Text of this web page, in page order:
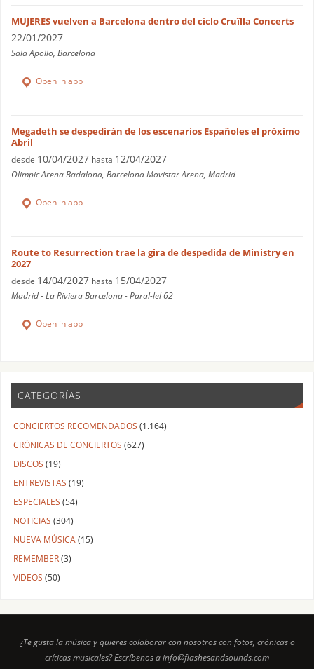
MUJERES vuelven a Barcelona dentro del ciclo Cruïlla Concerts
22/01/2027
Sala Apollo, Barcelona
Open in app
Megadeth se despedirán de los escenarios Españoles el próximo
Abril
desde 10/04/2027 hasta 12/04/2027
Olimpic Arena Badalona, Barcelona Movistar Arena, Madrid
Open in app
Route to Resurrection trae la gira de despedida de Ministry en
2027
desde 14/04/2027 hasta 15/04/2027
Madrid - La Riviera Barcelona - Paral-lel 62
Open in app
CATEGORÍAS
CONCIERTOS RECOMENDADOS (1.164)
CRÓNICAS DE CONCIERTOS (627)
DISCOS (19)
ENTREVISTAS (19)
ESPECIALES (54)
NOTICIAS (304)
NUEVA MÚSICA (15)
REMEMBER(3)
VIDEOS (50)
¿Te gusta la música y quieres colaborar con nosotros con fotos, crónicas o
críticas musicales? Escríbenos a info@flashesandsounds.com